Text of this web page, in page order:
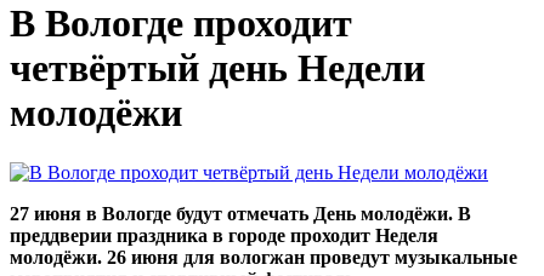
В Вологде проходит
четвёртый день Недели
молодёжи
27 июня в Вологде будут отмечать День молодёжи. В
преддверии праздника в городе проходит Неделя
молодёжи. 26 июня для вологжан проведут музыкальные